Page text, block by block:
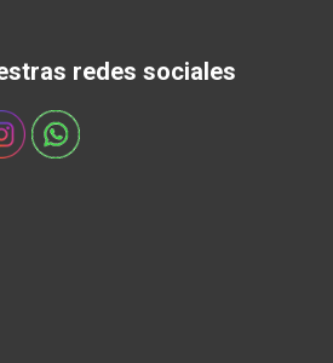
redes sociales